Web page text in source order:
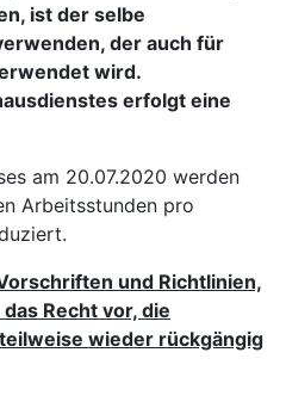
ist der selbe
der auch für
wird.
erfolgt eine
am 20.07.2020 werden
Arbeitsstunden pro
und Richtlinien,
Recht vor, die
wieder rückgängig